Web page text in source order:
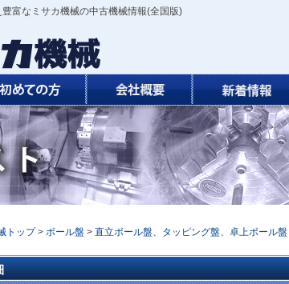
富なミサカ機械の中古機械情報(全国版)
トップ > ボール盤 > 直立ボール盤、タッピング盤、卓上ボール盤